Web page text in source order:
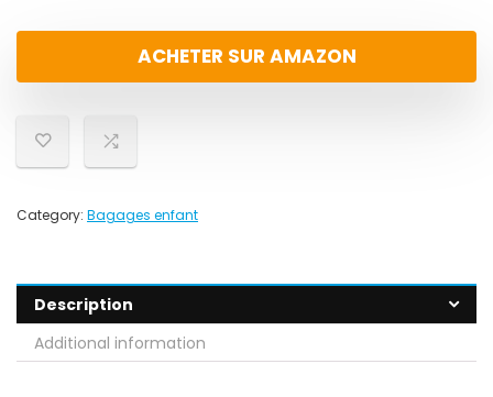
ACHETER SUR AMAZON
Category: Bagages enfant
Description
Additional information